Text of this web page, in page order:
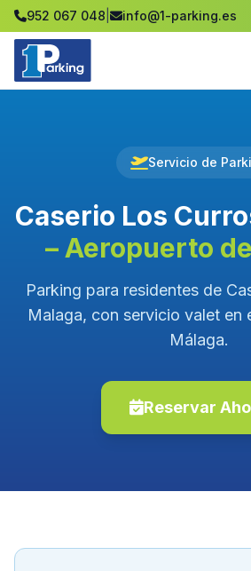
952 067 048 info@1-parking.es
Servicio de
Caserio Los
– Aeropuerto
Parking para residentes de
Malaga, con servicio valet en
Málaga.
Reservar